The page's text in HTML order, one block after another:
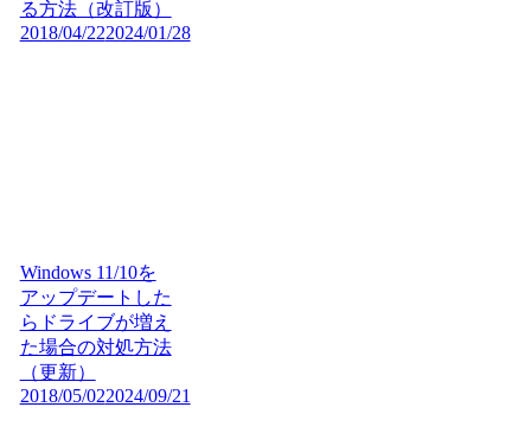
る方法（改訂版）
2018/04/222024/01/28
Windows 11/10を
アップデートした
らドライブが増え
た場合の対処方法
（更新）
2018/05/022024/09/21